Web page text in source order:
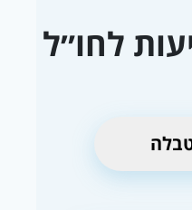
לחו״ל